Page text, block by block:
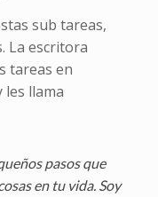
sub tareas,
La escritora
tareas en
les llama
pasos que
en tu vida. Soy